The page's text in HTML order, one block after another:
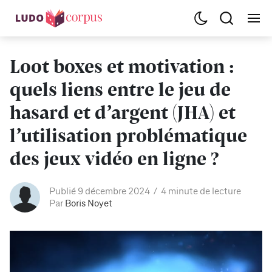
Loot boxes et motivation :
quels liens entre le jeu de
hasard et d’argent (JHA) et
l’utilisation problématique
des jeux vidéo en ligne ?
Publié 9 décembre 2024
4 minute de lecture
Par Boris Noyet